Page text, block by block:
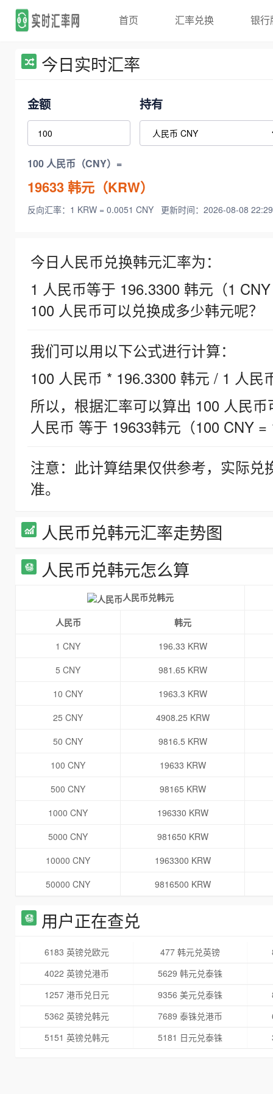
首页 汇率兑换 银行
今日实时汇率
金额 持有
100 人民币（CNY）=
19633韩元（KRW）
反向汇率：1 KRW = 0.0051 CNY 更新时间：2026-08-08
今日人民币兑换韩元汇率为：
1 人民币等于 196.3300 韩元（1
100 人民币可以兑换成多少韩元呢？
我们可以用以下公式进行计算：
100 人民币 * 196.3300 韩元 / 1 人民
所以，根据汇率可以算出 100 人民
人民币 等于 19633韩元（100 CNY =
注意：此计算结果仅供参考，实际
准。
人民币兑韩元汇率走势图
人民币兑韩元怎么算
人民币兑韩元
人民币
韩元
1 CNY
196.33 KRW
5 CNY
981.65 KRW
10 CNY
1963.3 KRW
25 CNY
4908.25 KRW
50 CNY
9816.5 KRW
100 CNY
19633 KRW
500 CNY
98165 KRW
1000 CNY
196330 KRW
5000 CNY
981650 KRW
10000 CNY
1963300 KRW
50000 CNY
9816500 KRW
用户正在查兑
6183 英镑兑欧元 477 韩元兑英镑
4022 英镑兑港币
5629 韩元兑泰铢
1257 港币兑日元
9356 美元兑泰铢
5362 英镑兑韩元
7689 泰铢兑港币
5151 英镑兑韩元
5181 日元兑泰铢